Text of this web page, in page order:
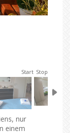
Start Stop
nur
einem